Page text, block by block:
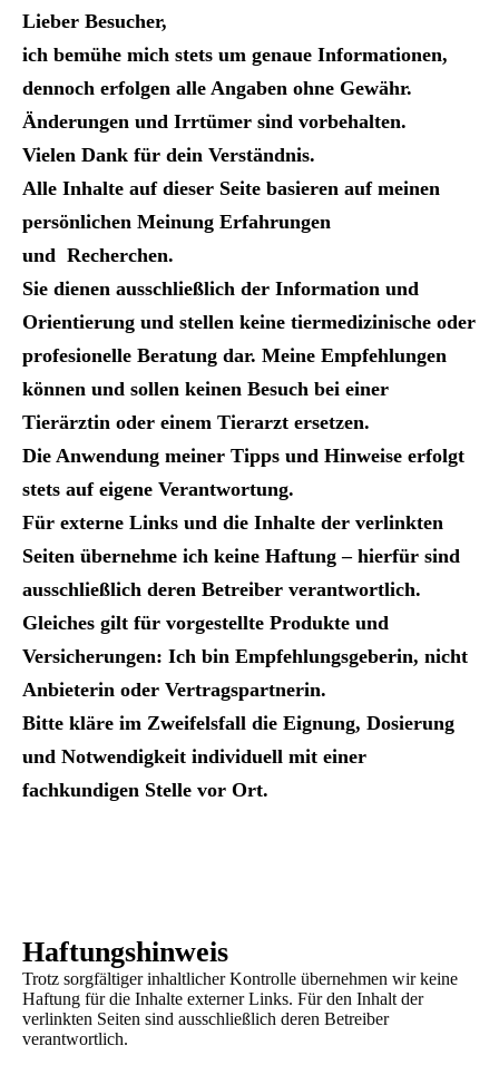
Lieber Besucher,
ich bemühe mich stets um genaue Informationen,
dennoch erfolgen alle Angaben ohne Gewähr.
Änderungen und Irrtümer sind vorbehalten.
Vielen Dank für dein Verständnis.
Alle Inhalte auf dieser Seite basieren auf meinen
persönlichen Meinung Erfahrungen
und Recherchen.
Sie dienen ausschließlich der Information und
Orientierung und stellen keine tiermedizinische oder
profesionelle Beratung dar. Meine Empfehlungen
können und sollen keinen Besuch bei einer
Tierärztin oder einem Tierarzt ersetzen.
Die Anwendung meiner Tipps und Hinweise erfolgt
stets auf eigene Verantwortung.
Für externe Links und die Inhalte der verlinkten
Seiten übernehme ich keine Haftung – hierfür sind
ausschließlich deren Betreiber verantwortlich.
Gleiches gilt für vorgestellte Produkte und
Versicherungen: Ich bin Empfehlungsgeberin, nicht
Anbieterin oder Vertragspartnerin.
Bitte kläre im Zweifelsfall die Eignung, Dosierung
und Notwendigkeit individuell mit einer
fachkundigen Stelle vor Ort.
Haftungshinweis
Trotz sorgfältiger inhaltlicher Kontrolle übernehmen wir keine
Haftung für die Inhalte externer Links. Für den Inhalt der
verlinkten Seiten sind ausschließlich deren Betreiber
verantwortlich.